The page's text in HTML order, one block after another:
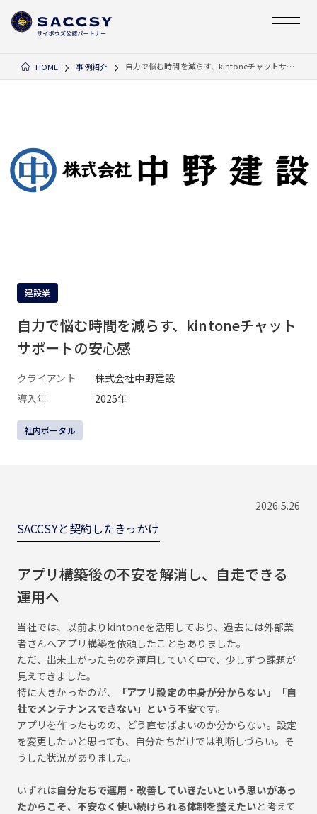
HOME 事例紹介 自力で悩む時間を減らす、kintoneチャットサポートの安心感
建設業
自力で悩む時間を減らす、kintoneチャット
サポートの安心感
クライアント
株式会社中野建設
導入年
2025年
社内ポータル
2026.5.26
SACCSYと契約したきっかけ
アプリ構築後の不安を解消し、自走できる
運用へ
当社では、以前よりkintoneを活用しており、過去には外部業
者さんへアプリ構築を依頼したこともありました。
ただ、出来上がったものを運用していく中で、少しずつ課題が
見えてきました。
特に大きかったのが、
「アプリ設定の中身が分からない」「自
社でメンテナンスできない」という不安です。
アプリを作ったものの、どう直せばよいのか分からない。設定
を変更したいと思っても、自分たちだけでは判断しづらい。そ
うした状況がありました。
いずれは自分たちで運用・改善していきたいという思いがあっ
たからこそ、不安なく使い続けられる体制を整えたいと考えて